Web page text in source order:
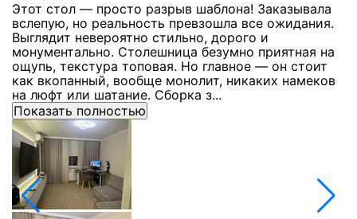
Этот стол — просто разрыв шаблона! Заказывала
вслепую, но реальность превзошла все ожидания.
Выглядит невероятно стильно, дорого и
монументально. Столешница безумно приятная на
ощупь, текстура топовая. Но главное — он стоит
как вкопанный, вообще монолит, никаких намеков
на люфт или шатание. Сборка з...
Показать полностью